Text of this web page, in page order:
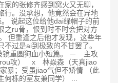
的张修齐感到窝火又无聊，
行。没承想，他竟然会在异地
说起这位给他dai绿帽子的前
之ru骨，恨到时不时会把对方
但重逢之后他才发现，这些年
过是ai到极致的不甘罢了。
镜重圆狗血小短篇。 － 主攻
攻） x 林焱森（天真jiao
暴；受虽jiao气但不矫情 （此
栎的室友兼同学） ...